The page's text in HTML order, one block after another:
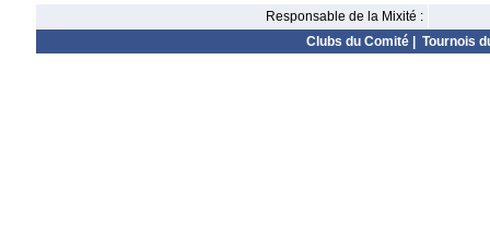
Responsable de la Mixité :
Clubs du Comité| Tournois